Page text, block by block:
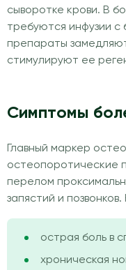
сыворотке крови. В
требуются инфузии
препараты
стимулируют ее
Симптомы
Главный маркер
остеопоротические
перелом
запястий и
острая боль в
хроническая